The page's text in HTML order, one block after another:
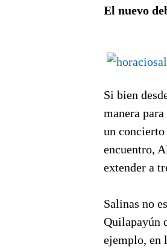
El nuevo
Si bien
manera
un
encuentro,
extender a
Salinas no
Quilapayún
ejemplo, en